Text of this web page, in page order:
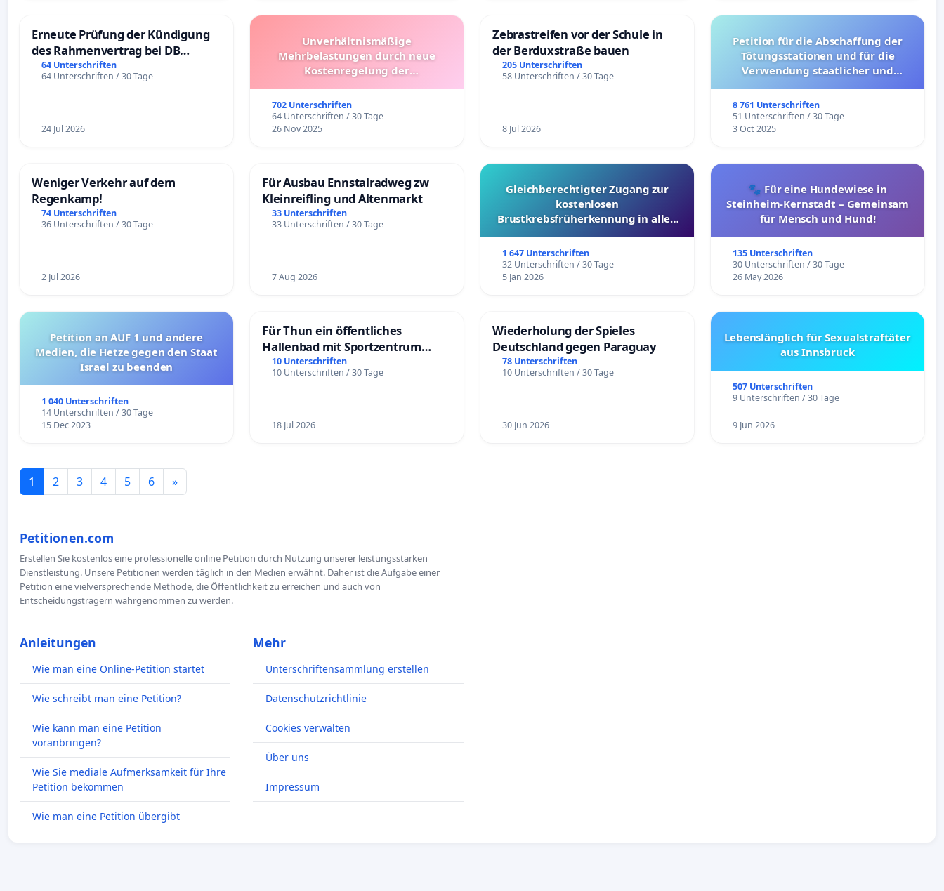
Erneute Prüfung der Kündigung
des Rahmenvertrag bei DB
Fahrwegdienste Gmbh
64 Unterschriften
64 Unterschriften / 30 Tage
24 Jul 2026
Unverhältnismäßige
Mehrbelastungen durch neue
Kostenregelung der
Überprüfung und Alternativen
702 Unterschriften
64 Unterschriften / 30 Tage
26 Nov 2025
Zebrastreifen vor der Schule in
der Berduxstraße bauen
205 Unterschriften
58 Unterschriften / 30 Tage
8 Jul 2026
Petition für die Abschaffung der
Tötungsstationen und für die
Verwendung staatlicher und
8 761 Unterschriften
51 Unterschriften / 30 Tage
3 Oct 2025
Weniger Verkehr auf dem
Regenkamp!
74 Unterschriften
36 Unterschriften / 30 Tage
2 Jul 2026
Für Ausbau Ennstalradweg zw
Kleinreifling und Altenmarkt
33 Unterschriften
33 Unterschriften / 30 Tage
7 Aug 2026
Gleichberechtigter Zugang zur
kostenlosen
Brustkrebsfrüherkennung in allen
1 647 Unterschriften
32 Unterschriften / 30 Tage
5 Jan 2026
🐾 Für eine Hundewiese in
Steinheim-Kernstadt – Gemeinsam
für Mensch und Hund!
135 Unterschriften
30 Unterschriften / 30 Tage
26 May 2026
Petition an AUF 1 und andere
Medien, die Hetze gegen den Staat
Israel zu beenden
1 040 Unterschriften
14 Unterschriften / 30 Tage
15 Dec 2023
Für Thun ein öffentliches
Hallenbad mit Sportzentrum
schaffen
10 Unterschriften
10 Unterschriften / 30 Tage
18 Jul 2026
Wiederholung der Spieles
Deutschland gegen Paraguay
78 Unterschriften
10 Unterschriften / 30 Tage
30 Jun 2026
Lebenslänglich für Sexualstraftäter
aus Innsbruck
507 Unterschriften
9 Unterschriften / 30 Tage
9 Jun 2026
1 2 3 4 5 6 »
Petitionen.com
Erstellen Sie kostenlos eine professionelle online Petition durch Nutzung unserer leistungsstarken
Dienstleistung. Unsere Petitionen werden täglich in den Medien erwähnt. Daher ist die Aufgabe einer
Petition eine vielversprechende Methode, die Öffentlichkeit zu erreichen und auch von
Entscheidungsträgern wahrgenommen zu werden.
Anleitungen
Wie man eine Online-Petition startet
Wie schreibt man eine Petition?
Wie kann man eine Petition
voranbringen?
Wie Sie mediale Aufmerksamkeit für Ihre
Petition bekommen
Wie man eine Petition übergibt
Mehr
Unterschriftensammlung erstellen
Datenschutzrichtlinie
Cookies verwalten
Über uns
Impressum